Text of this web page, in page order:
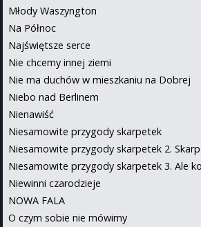
Młody Waszyngton
Na Północ
Najświętsze serce
Nie chcemy innej ziemi
Nie ma duchów w mieszkaniu na Dobrej
Niebo nad Berlinem
Nienawiść
Niesamowite przygody skarpetek
Niesamowite przygody skarpetek 2.
Niesamowite przygody skarpetek 3. Ale
Niewinni czarodzieje
NOWA FALA
O czym sobie nie mówimy